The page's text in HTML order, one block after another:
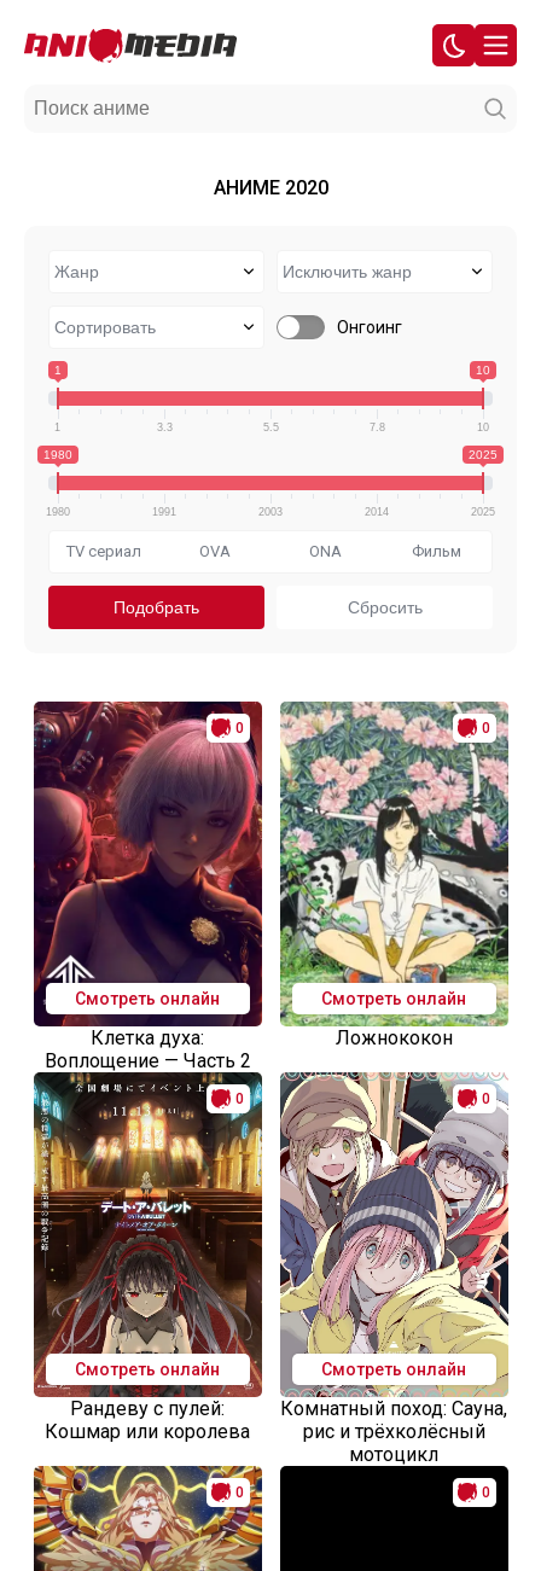
АНИМЕ 2020
Онгоинг
1 10
1 3.3 5.5 7.8 10
1980 2025
1980 1991 2003 2014 2025
TV сериал OVA ONA Фильм
0
Смотреть онлайн
Клетка духа:
Воплощение — Часть 2
0
Смотреть онлайн
Ложнококон
0
Смотреть онлайн
Рандеву с пулей:
Кошмар или королева
0
Смотреть онлайн
Комнатный поход: Сауна,
рис и трёхколёсный
мотоцикл
0 0